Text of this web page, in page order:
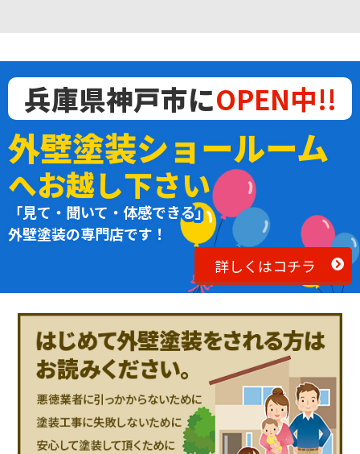
兵庫県神戸市にOPEN中!!
外壁塗装ショールーム
へお越し下さい
「見て・聞いて・体感できる」
外壁塗装の専門店です！
詳しくはコチラ